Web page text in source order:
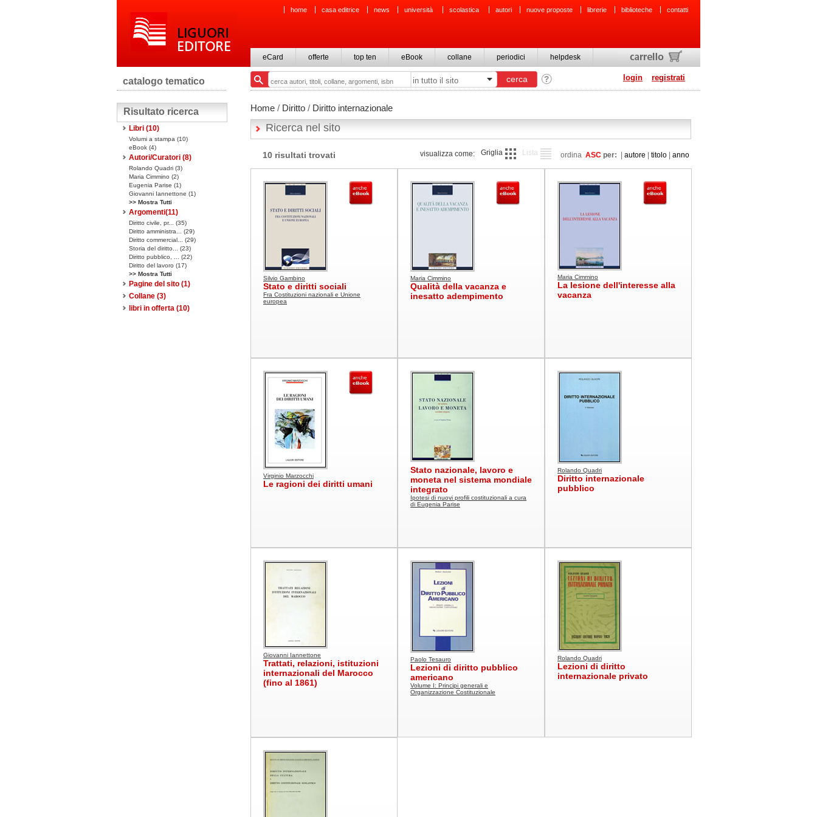
home casa editrice news università scolastica autori nuove proposte librerie biblioteche contatti
eCard offerte top ten eBook collane periodici helpdesk
login registrati
catalogo tematico
Risultato ricerca
Libri (10)
Volumi a stampa (10)
eBook (4)
Autori/Curatori (8)
Rolando Quadri (3)
Maria Cimmino (2)
Eugenia Parise (1)
Giovanni Iannettone (1)
>> Mostra Tutti
Argomenti(11)
Diritto civile, pr... (35)
Diritto amministra... (29)
Diritto commercial... (29)
Storia del diritto... (23)
Diritto pubblico, ... (22)
Diritto del lavoro (17)
>> Mostra Tutti
Pagine del sito (1)
Collane (3)
libri in offerta (10)
Home / Diritto / Diritto internazionale
Ricerca nel sito
10 risultati trovati visualizza come: Griglia Lista ordina ASC per: autore titolo anno
Silvio Gambino
Stato e diritti sociali
Fra Costituzioni nazionali e Unione
europea
Maria Cimmino
Qualità della vacanza e
inesatto adempimento
Maria Cimmino
La lesione dell'interesse alla
vacanza
Virginio Marzocchi
Le ragioni dei diritti umani
Stato nazionale, lavoro e
moneta nel sistema mondiale
integrato
Ipotesi di nuovi profili costituzionali a cura
di Eugenia Parise
Rolando Quadri
Diritto internazionale
pubblico
Giovanni Iannettone
Trattati, relazioni, istituzioni
internazionali del Marocco
(fino al 1861)
Paolo Tesauro
Lezioni di diritto pubblico
americano
Volume I: Principi generali e
Organizzazione Costituzionale
Rolando Quadri
Lezioni di diritto
internazionale privato